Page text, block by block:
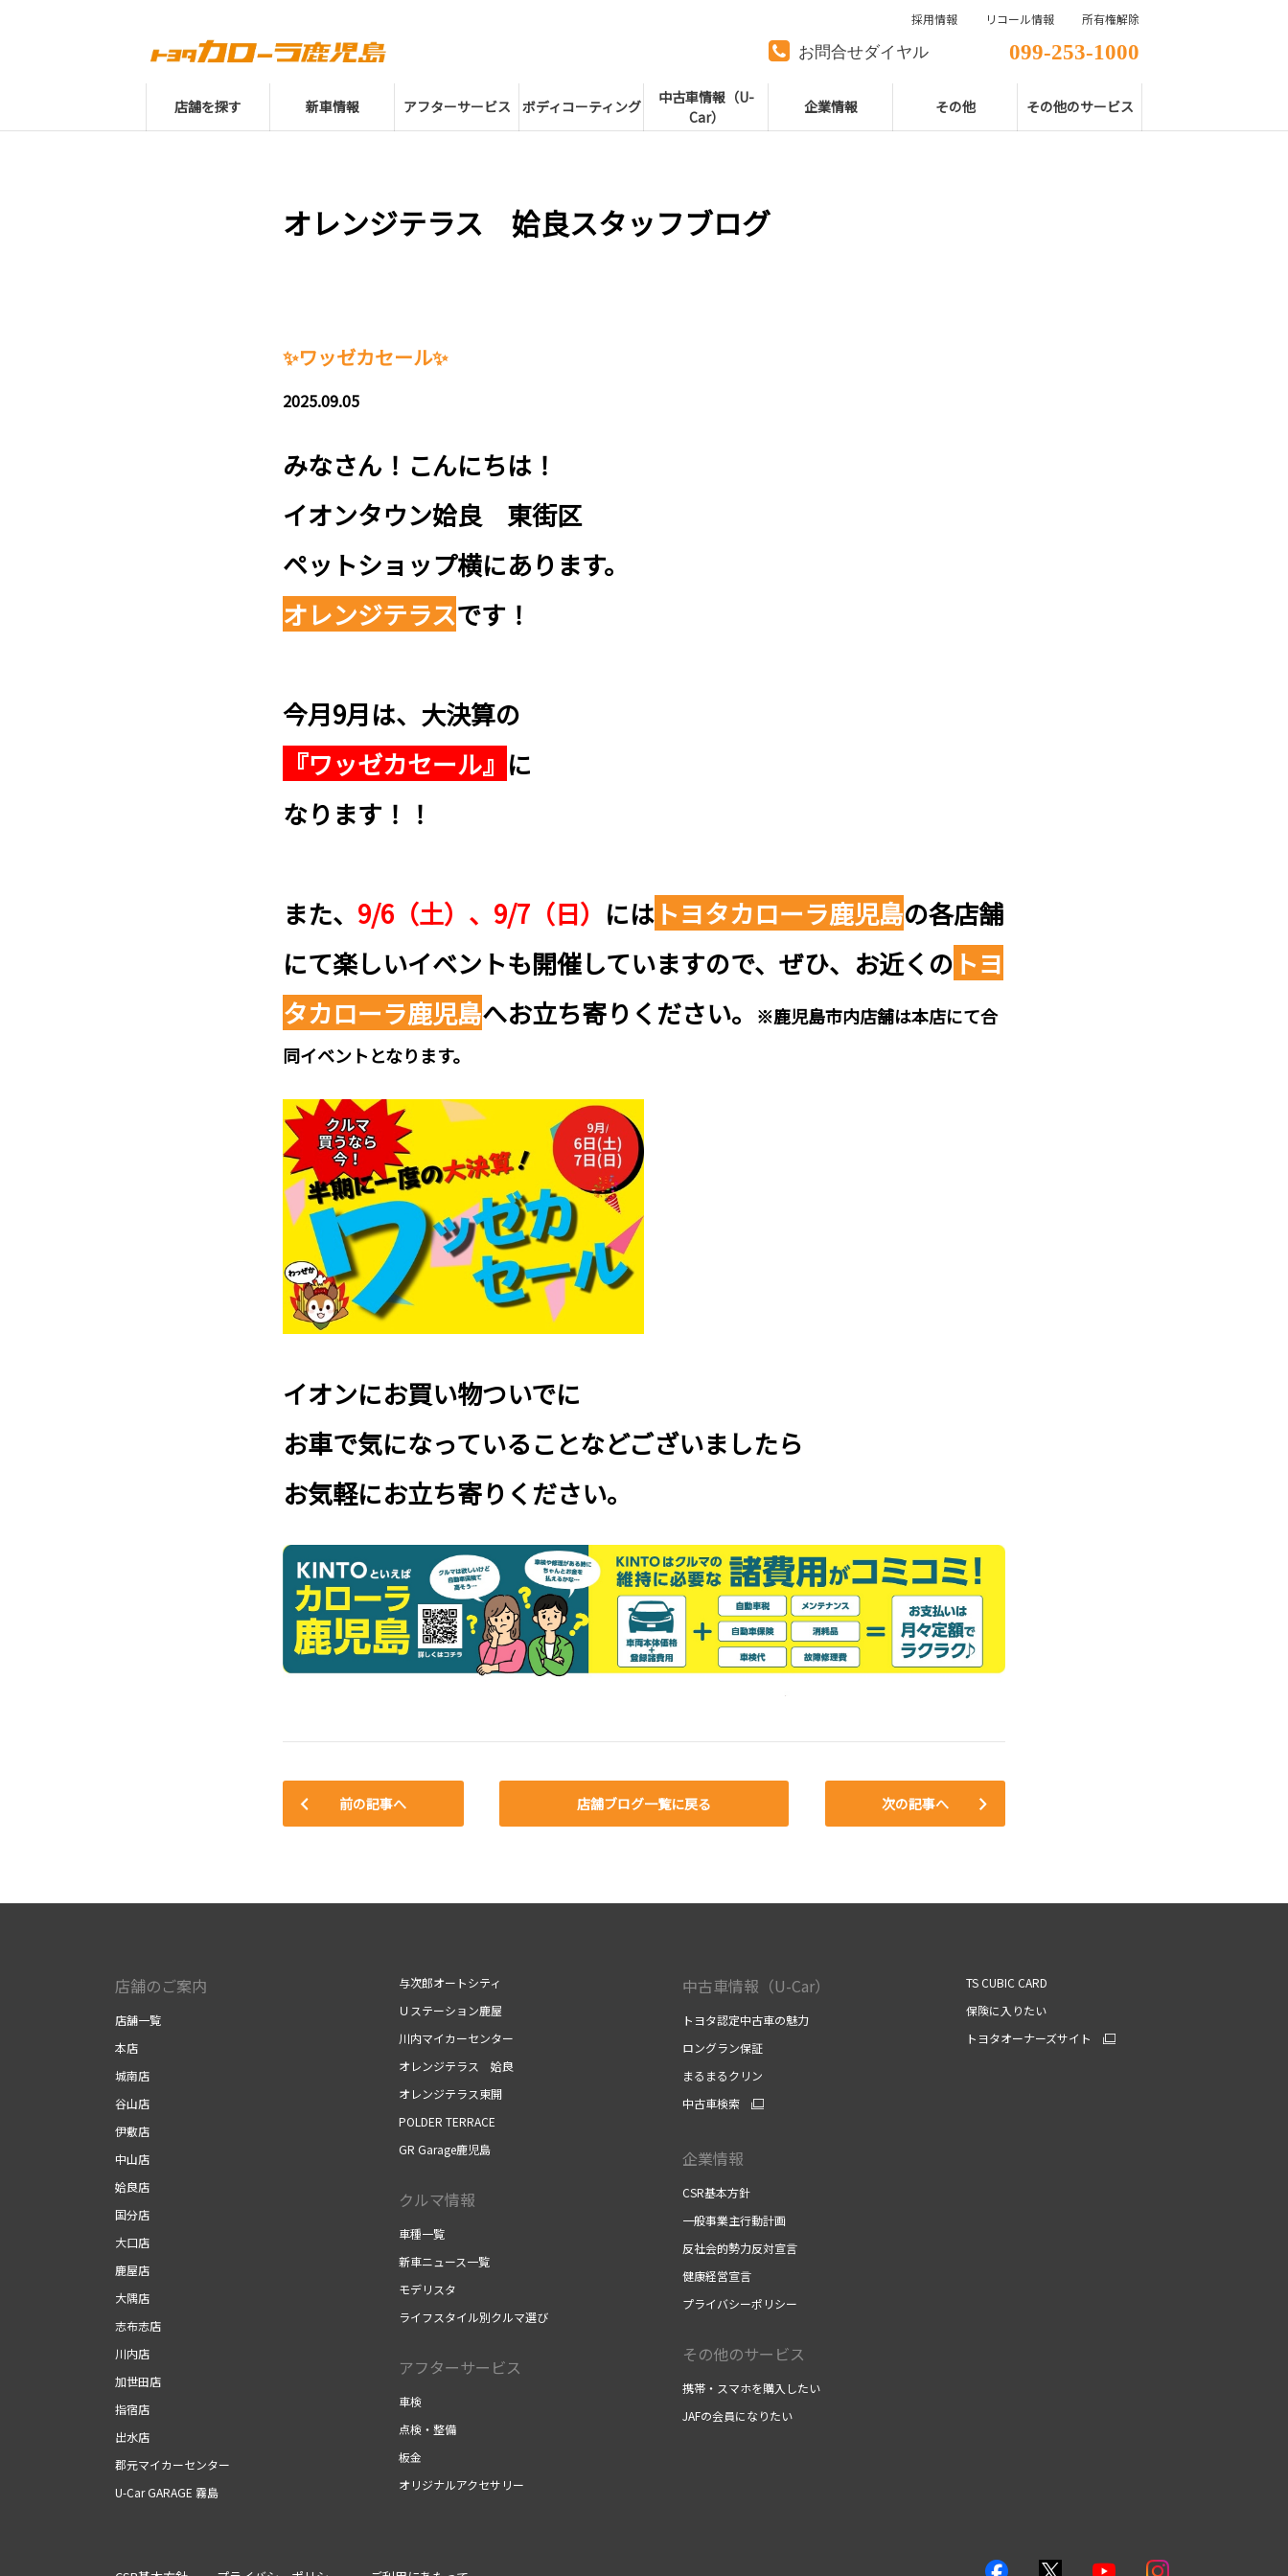
お問合せダイヤル 099-253-1000
店舗を探す 新車情報 アフターサービス ボディコーティング
中古車情報（U-
Car）
企業情報 その他 その他のサービス
採用情報 リコール情報 所有権解除
オレンジテラス 姶良スタッフブログ
✨ワッゼカセール✨
2025.09.05
みなさん！こんにちは！
イオンタウン姶良 東街区
ペットショップ横にあります。
オレンジテラスです！
今月9月は、大決算の
『ワッゼカセール』 に
なります！！
また、 9/6（土）、9/7（日） には トヨタカローラ鹿児島の各店舗
にて楽しいイベントも開催していますので、ぜひ、お近くの トヨ
タカローラ鹿児島へお立ち寄りください。
※鹿児島市内店舗は本店にて合
同イベントとなります。
イオンにお買い物ついでに
お車で気になっていることなどございましたら
お気軽にお立ち寄りください。
前の記事へ 店舗ブログ一覧に戻る 次の記事へ
店舗のご案内
店舗一覧
本店
城南店
谷山店
伊敷店
中山店
姶良店
国分店
大口店
鹿屋店
大隅店
志布志店
川内店
加世田店
指宿店
出水店
郡元マイカーセンター
U-Car GARAGE 霧島
与次郎オートシティ
Ｕステーション鹿屋
川内マイカーセンター
オレンジテラス 姶良
オレンジテラス東開
POLDER TERRACE
GR Garage鹿児島
クルマ情報
車種一覧
新車ニュース一覧
モデリスタ
ライフスタイル別クルマ選び
アフターサービス
車検
点検・整備
板金
オリジナルアクセサリー
中古車情報（U-Car）
トヨタ認定中古車の魅力
ロングラン保証
まるまるクリン
中古車検索
企業情報
CSR基本方針
一般事業主行動計画
反社会的勢力反対宣言
健康経営宣言
プライバシーポリシー
その他のサービス
携帯・スマホを購入したい
JAFの会員になりたい
TS CUBIC CARD
保険に入りたい
トヨタオーナーズサイト